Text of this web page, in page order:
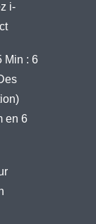
i-
Min : 6
en 6